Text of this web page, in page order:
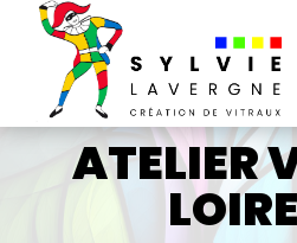
ATELIER